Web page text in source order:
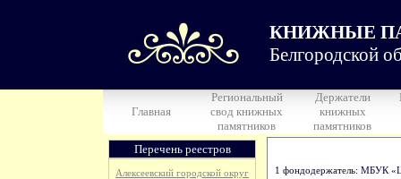
КНИЖНЫЕ
Белгородской
Главная
Региональный
свод книжных
памятников
Держатели
книжных
памятников
Перечень реестров
Алексеевский городской округ
1 фондодержатель: МБУК